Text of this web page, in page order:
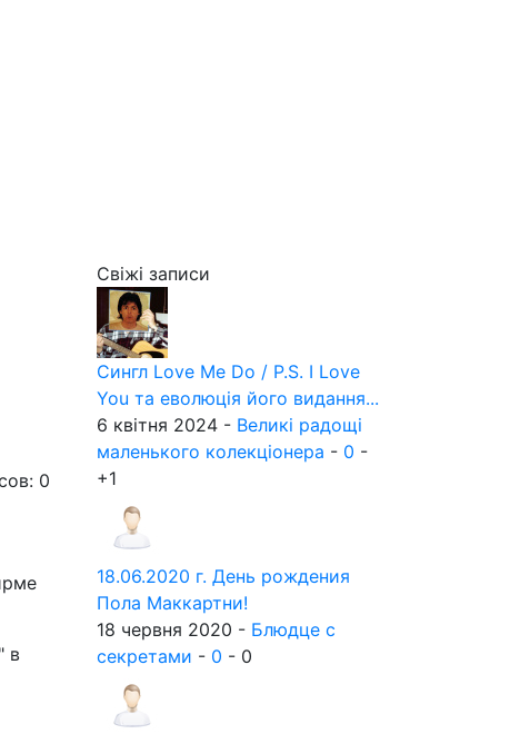
0
в
Свіжі записи
Сингл Love Me Do / P.S. I Love
You та еволюція його видання...
6 квітня 2024 - Великі радощі
маленького колекціонера - 0 -
+1
18.06.2020 г. День рождения
Пола Маккартни!
18 червня 2020 - Блюдце с
секретами - 0 - 0